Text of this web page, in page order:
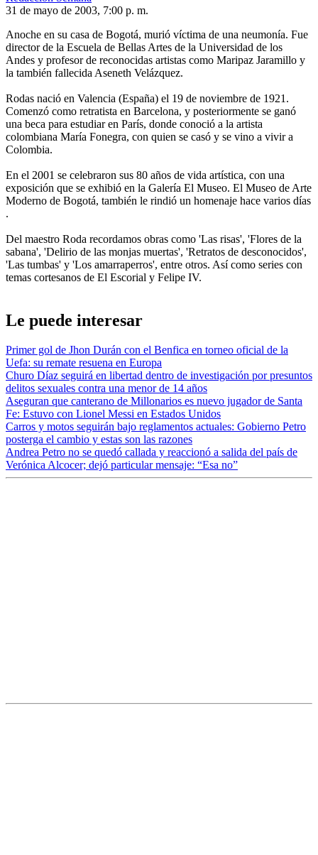
31 de mayo de 2003, 7:00 p. m.
Anoche en su casa de Bogotá, murió víctima de una neumonía. Fue
director de la Escuela de Bellas Artes de la Universidad de los
Andes y profesor de reconocidas artistas como Maripaz Jaramillo y
la también fallecida Aseneth Velázquez.
Rodas nació en Valencia (España) el 19 de noviembre de 1921.
Comenzó como retratista en Barcelona, y posteriormente se ganó
una beca para estudiar en París, donde conoció a la artista
colombiana María Fonegra, con quien se casó y se vino a vivir a
Colombia.
En el 2001 se celebraron sus 80 años de vida artística, con una
exposición que se exhibió en la Galería El Museo. El Museo de Arte
Moderno de Bogotá, también le rindió un homenaje hace varios días
.
Del maestro Roda recordamos obras como 'Las risas', 'Flores de la
sabana', 'Delirio de las monjas muertas', 'Retratos de desconocidos',
'Las tumbas' y 'Los amarraperros', entre otros. Así como series con
temas cortesanos de El Escorial y Felipe IV.
Le puede interesar
Primer gol de Jhon Durán con el Benfica en torneo oficial de la
Uefa: su remate resuena en Europa
Churo Díaz seguirá en libertad dentro de investigación por presuntos
delitos sexuales contra una menor de 14 años
Aseguran que canterano de Millonarios es nuevo jugador de Santa
Fe: Estuvo con Lionel Messi en Estados Unidos
Carros y motos seguirán bajo reglamentos actuales: Gobierno Petro
posterga el cambio y estas son las razones
Andrea Petro no se quedó callada y reaccionó a salida del país de
Verónica Alcocer; dejó particular mensaje: “Esa no”